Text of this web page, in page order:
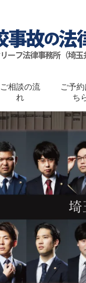
ご相談の流
れ
ご予約
ち